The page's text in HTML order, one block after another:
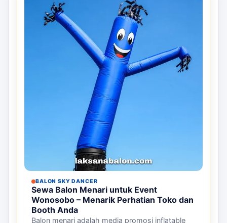
BALON SKY DANCER
Sewa Balon Menari untuk Event
Wonosobo – Menarik Perhatian Toko dan
Booth Anda
Balon menari adalah media promosi inflatable